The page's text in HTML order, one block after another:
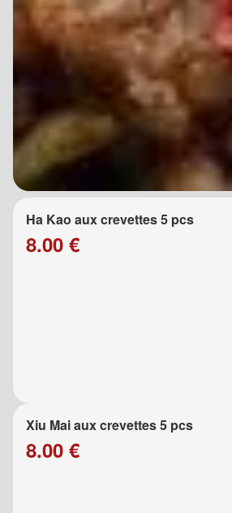
Ha Kao aux crevettes 5 pcs
8.00 €
Xiu Mai aux crevettes 5 pcs
8.00 €